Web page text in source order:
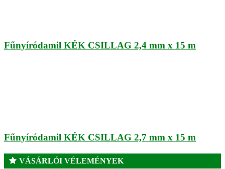
Fűnyíródamil KÉK CSILLAG 2,4 mm x 15 m
Fűnyíródamil KÉK CSILLAG 2,7 mm x 15 m
VÁSÁRLÓI VÉLEMÉNYEK